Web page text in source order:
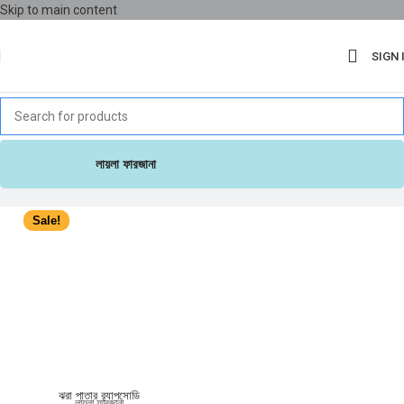
Skip to main content
SIGN
লায়লা ফারজানা
Sale!
ঝরা পাতার র‍্যাপসোডি